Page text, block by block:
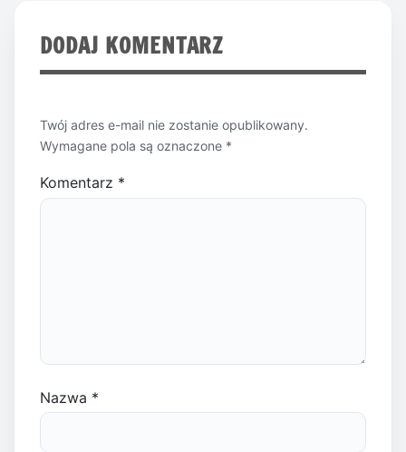
DODAJ KOMENTARZ
Twój adres e-mail nie zostanie opublikowany.
Wymagane pola są oznaczone *
Komentarz *
Nazwa *